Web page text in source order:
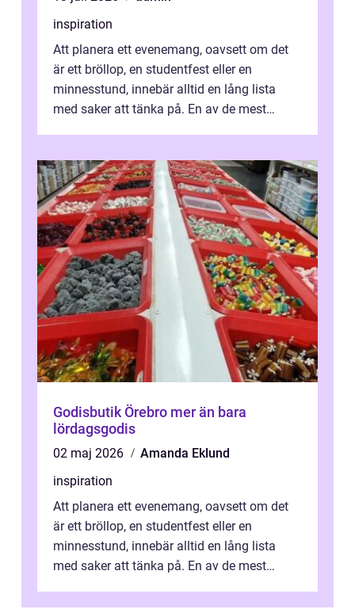
inspiration
Att planera ett evenemang, oavsett om det
är ett bröllop, en studentfest eller en
minnesstund, innebär alltid en lång lista
med saker att tänka på. En av de mest
Godisbutik Örebro mer än bara
lördagsgodis
02 maj 2026
Amanda Eklund
inspiration
Att planera ett evenemang, oavsett om det
är ett bröllop, en studentfest eller en
minnesstund, innebär alltid en lång lista
med saker att tänka på. En av de mest